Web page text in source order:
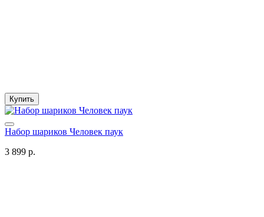
Купить
Набор шариков Человек паук
3 899 р.